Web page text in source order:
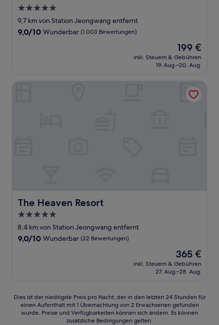
5.0-
Sterne-
Unterkunft
9,7 km von Station Jeongwang entfernt
9.0
9,0/10 Wunderbar (1.003 Bewertungen)
Der
Preis
beträgt
199 €
inkl. Steuern & Gebühren
19. Aug.–20. Aug.
The Heaven Resort
The Heaven Resort
5.0-
Sterne-
Unterkunft
8,4 km von Station Jeongwang entfernt
9.0
9,0/10 Wunderbar (22 Bewertungen)
Der
Preis
beträgt
365 €
inkl. Steuern & Gebühren
27. Aug.–28. Aug.
Dies
der
Dies ist der niedrigste Preis pro Nacht, der in den letzten 24 Stunden für
einen Aufenthalt mit 1 Übernachtung von 2 Erwachsenen gefunden
wurde. Preise und Verfügbarkeiten können sich ändern. Es können
zusätzliche Bedingungen gelten.